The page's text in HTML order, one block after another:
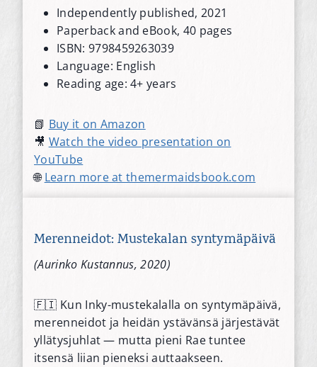
Independently published, 2021
Paperback and eBook, 40 pages
ISBN: 9798459263039
Language: English
Reading age: 4+ years
📗 Buy it on Amazon
🎥 Watch the video presentation on
YouTube
🌐Learn more at themermaidsbook.com
Merenneidot: Mustekalan syntymäpäivä
(Aurinko Kustannus, 2020)
🇫🇮 Kun Inky-mustekalalla on syntymäpäivä,
merenneidot ja heidän ystävänsä järjestävät
yllätysjuhlat — mutta pieni Rae tuntee
itsensä liian pieneksi auttaakseen.